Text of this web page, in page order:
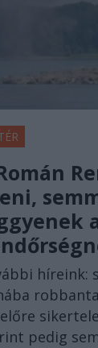
híreink:
pedig